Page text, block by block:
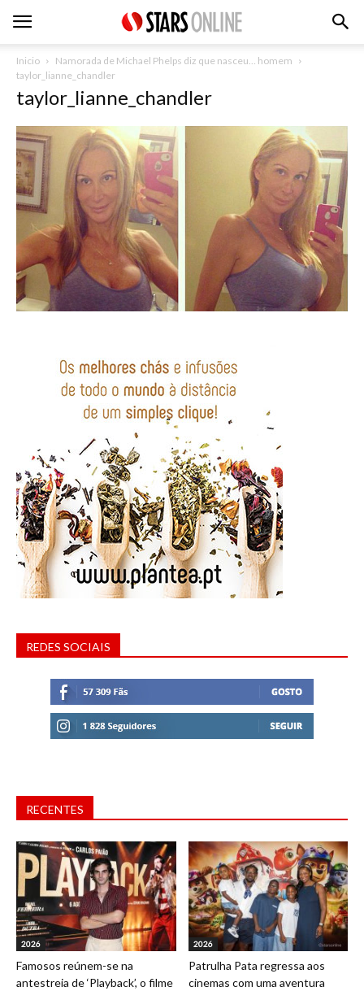
Inicio
Namorada de Michael Phelps diz que nasceu… homem
taylor_lianne_chandler
taylor_lianne_chandler
REDES SOCIAIS
RECENTES
2026
Famosos reúnem-se na
antestreia de ‘Playback’, o filme
2026
Patrulha Pata regressa aos
cinemas com uma aventura